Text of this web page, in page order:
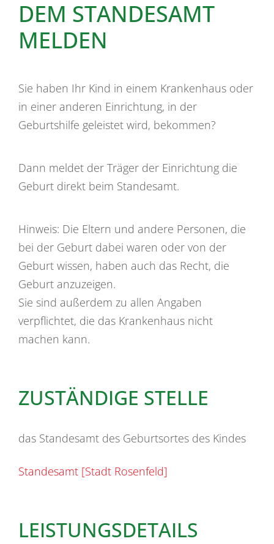
DEM STANDESAMT
MELDEN
Sie haben Ihr Kind in einem Krankenhaus oder
in einer anderen Einrichtung, in der
Geburtshilfe geleistet wird, bekommen?
Dann meldet der Träger der Einrichtung die
Geburt direkt beim Standesamt.
Hinweis: Die Eltern und andere Personen, die
bei der Geburt dabei waren oder von der
Geburt wissen, haben auch das Recht, die
Geburt anzuzeigen.
Sie sind außerdem zu allen Angaben
verpflichtet, die das Krankenhaus nicht
machen kann.
ZUSTÄNDIGE STELLE
das Standesamt des Geburtsortes des Kindes
Standesamt [Stadt Rosenfeld]
LEISTUNGSDETAILS